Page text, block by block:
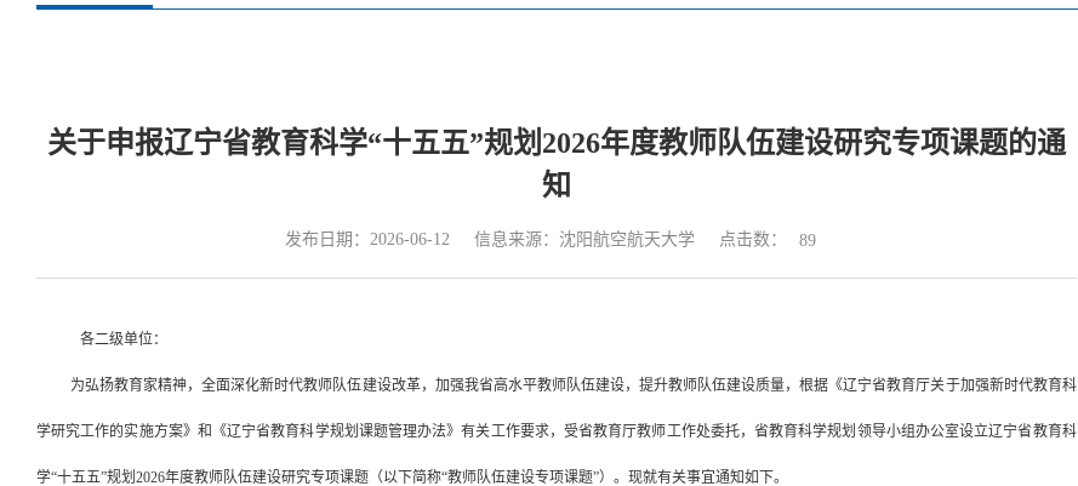
关于申报辽宁省教育科学“十五五”规划2026年度教师队伍建设研究专项课题的通
知
发布日期：2026-06-12 信息来源：沈阳航空航天大学 点击数： 89
各二级单位：
为弘扬教育家精神，全面深化新时代教师队伍建设改革，加强我省高水平教师队伍建设，提升教师队伍建设质量，根据《辽宁省教育厅关于加强新时代教育科
学研究工作的实施方案》和《辽宁省教育科学规划课题管理办法》有关工作要求，受省教育厅教师工作处委托，省教育科学规划领导小组办公室设立辽宁省教育科
学“十五五”规划2026年度教师队伍建设研究专项课题（以下简称“教师队伍建设专项课题”）。现就有关事宜通知如下。